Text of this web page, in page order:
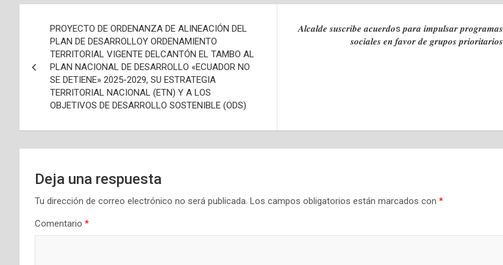
entradas
PROYECTO DE ORDENANZA DE ALINEACIÓN DEL
PLAN DE DESARROLLOY ORDENAMIENTO
TERRITORIAL VIGENTE DELCANTÓN EL TAMBO AL
PLAN NACIONAL DE DESARROLLO «ECUADOR NO
SE DETIENE» 2025-2029, SU ESTRATEGIA
TERRITORIAL NACIONAL (ETN) Y A LOS
OBJETIVOS DE DESARROLLO SOSTENIBLE (ODS)
𝑨𝒍𝒄𝒂𝒍𝒅𝒆 𝒔𝒖𝒔𝒄𝒓𝒊𝒃𝒆 𝒂𝒄𝒖𝒆𝒓𝒅𝒐s 𝒑𝒂𝒓𝒂 𝒊𝒎𝒑𝒖𝒍𝒔𝒂𝒓 𝒑𝒓𝒐𝒈𝒓𝒂𝒎𝒂𝒔
𝒔𝒐𝒄𝒊𝒂𝒍𝒆𝒔 𝒆𝒏 𝒇𝒂𝒗𝒐𝒓 𝒅𝒆 𝒈𝒓𝒖𝒑𝒐𝒔 𝒑𝒓𝒊𝒐𝒓𝒊𝒕𝒂𝒓𝒊𝒐𝒔
Deja una respuesta
Tu dirección de correo electrónico no será publicada. Los campos obligatorios están marcados con *
Comentario *